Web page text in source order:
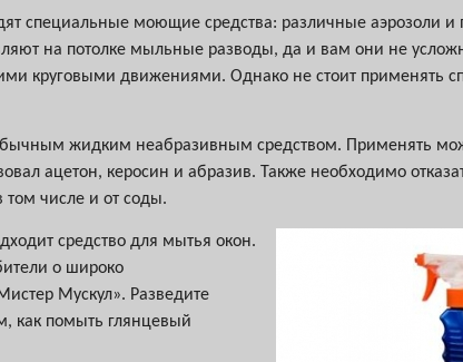
специальные моющие средства: различные аэрозоли и
на потолке мыльные разводы, да и вам они не
круговыми движениями. Однако не стоит применять
жидким неабразивным средством. Применять
ацетон, керосин и абразив. Также необходимо
числе и от соды.
средство для мытья окон.
о широко
Мускул». Разведите
как помыть глянцевый